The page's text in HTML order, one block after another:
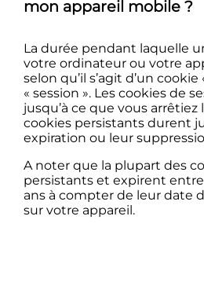
mon appareil mobile ?
La durée pendant laquelle
votre ordinateur ou votre
selon qu’il s’agit d’un
« session ». Les cookies de
jusqu’à ce que vous
cookies persistants durent
expiration ou leur
A noter que la plupart des
persistants et expirent
ans à compter de leur date
sur votre appareil.